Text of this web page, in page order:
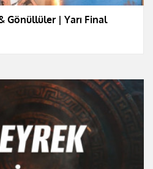
Gönüllüler | Yarı Final